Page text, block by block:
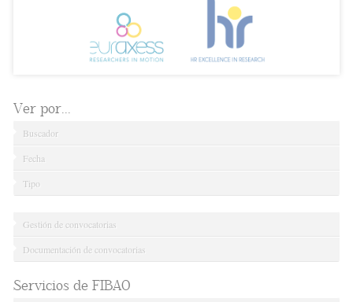
Ver por...
Buscador
Fecha
Tipo
Gestión de convocatorias
Documentación de convocatorias
Servicios de FIBAO